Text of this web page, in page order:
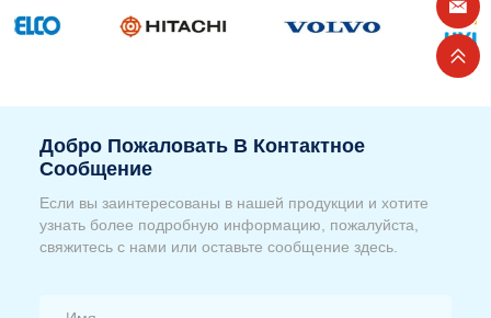
Добро Пожаловать В Контактное
Сообщение
Если вы заинтересованы в нашей продукции и хотите
узнать более подробную информацию, пожалуйста,
свяжитесь с нами или оставьте сообщение здесь.